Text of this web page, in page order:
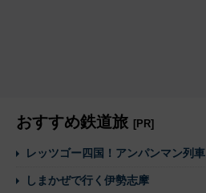
おすすめ鉄道旅 [PR]
レッツゴー四国！アンパンマン列車
しまかぜで行く伊勢志摩